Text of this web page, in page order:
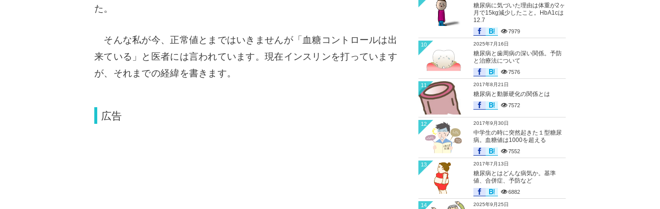
た。
そんな私が今、正常値とまではいきませんが「血糖コントロールは出
来ている」と医者には言われています。現在インスリンを打っています
が、それまでの経緯を書きます。
広告
糖尿病に気づいた理由は体重が2ヶ
月で15kg減少したこと。HbA1cは
12.7
7979
2025年7月16日
糖尿病と歯周病の深い関係。予防
と治療法について
7576
10
2017年8月21日
糖尿病と動脈硬化の関係とは
7572
11
2017年9月30日
中学生の時に突然起きた１型糖尿
病。血糖値は1000を超える
7552
12
2017年7月13日
糖尿病とはどんな病気か。基準
値、合併症、予防など
6882
13
2025年9月25日
14